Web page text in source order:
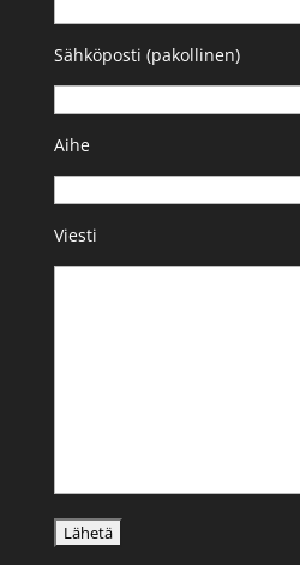
Sähköposti (pakollinen)
Aihe
Viesti